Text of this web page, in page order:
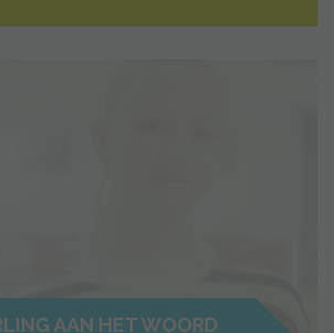
AAN HET WOORD